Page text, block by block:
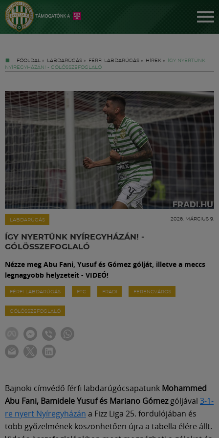
FŐOLDAL » LABDARÚGÁS » FÉRFI LABDARÚGÁS » HÍREK »
ÍGY NYERTÜNK
NYÍREGYHÁZÁN! - GÓLÖSSZEFOGLALÓ
LABDARÚGÁS 2026. MÁRCIUS 9.
ÍGY NYERTÜNK NYÍREGYHÁZÁN! -
GÓLÖSSZEFOGLALÓ
Nézze meg Abu Fani, Yusuf és Gómez gólját, illetve a meccs
legnagyobb helyzeteit - VIDEÓ!
FÉRFI LABDARÚGÁS FTC FRADI FERENCVÁROS
GÓLÖSSZEFOGLALÓ
Bajnoki címvédő férfi labdarúgócsapatunk Mohammed
Abu Fani, Bamidele Yusuf és Mariano Gómezgóljával 3-1-
re nyert Nyíregyházán a Fizz Liga 25. fordulójában és
több győzelmének köszönhetően újra a tabella élére állt.
Jegyek
FM YouTube +
Hírek
Labdarúgás
Meccscenter
Klub
Szolgáltatások
Közösség